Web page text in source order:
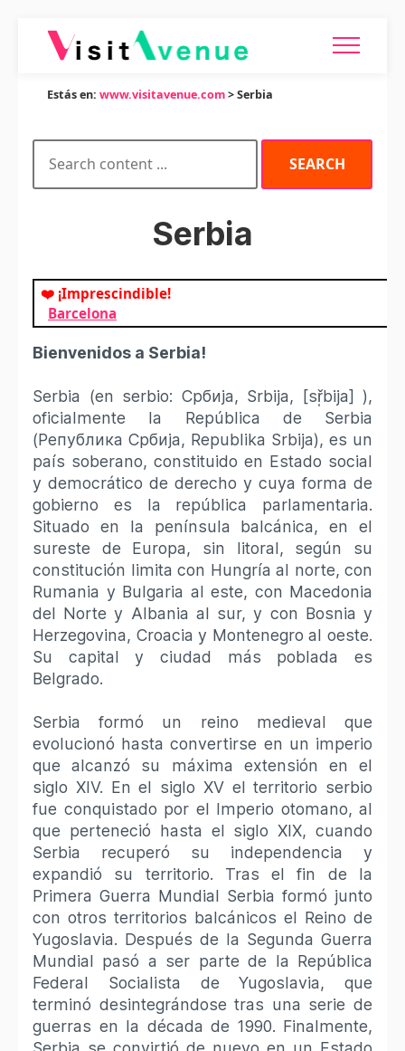
Estás en: www.visitavenue.com> Serbia
Serbia
❤️ ¡Imprescindible!
Barcelona
Bienvenidos a Serbia!
Serbia​ (en serbio: Србија, Srbija, [sř̩bija] ),
oficialmente la República de Serbia
(Република Србија, Republika Srbija), es un
país soberano, constituido en Estado social
y democrático de derecho y cuya forma de
gobierno es la república parlamentaria.
Situado en la península balcánica, en el
sureste de Europa, sin litoral, según su
constitución limita con Hungría al norte, con
Rumania y Bulgaria al este, con Macedonia
del Norte y Albania al sur, y con Bosnia y
Herzegovina, Croacia y Montenegro al oeste.​​
Su capital y ciudad más poblada es
Belgrado.
Serbia formó un reino medieval que
evolucionó hasta convertirse en un imperio
que alcanzó su máxima extensión en el
siglo XIV. En el siglo XV el territorio serbio
fue conquistado por el Imperio otomano, al
que perteneció hasta el siglo XIX, cuando
Serbia recuperó su independencia y
expandió su territorio. Tras el fin de la
Primera Guerra Mundial Serbia formó junto
con otros territorios balcánicos el Reino de
Yugoslavia. Después de la Segunda Guerra
Mundial pasó a ser parte de la República
Federal Socialista de Yugoslavia, que
terminó desintegrándose tras una serie de
guerras en la década de 1990. Finalmente,